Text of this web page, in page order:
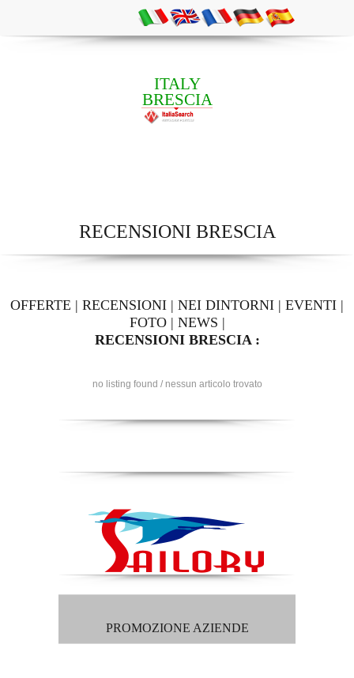
ITALY
BRESCIA
RECENSIONI BRESCIA
OFFERTE | RECENSIONI | NEI DINTORNI | EVENTI |
FOTO| NEWS |
RECENSIONI BRESCIA :
no listing found / nessun articolo trovato
PROMOZIONE AZIENDE